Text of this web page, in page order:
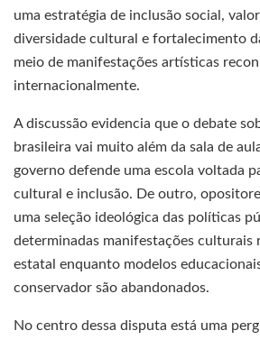
uma estratégia de inclusão social,
diversidade cultural e fortalecimento
meio de manifestações artísticas
internacionalmente.
A discussão evidencia que o debate
brasileira vai muito além da sala de
governo defende uma escola voltada
cultural e inclusão. De outro,
uma seleção ideológica das políticas
determinadas manifestações culturais
estatal enquanto modelos
conservador são abandonados.
No centro dessa disputa está uma